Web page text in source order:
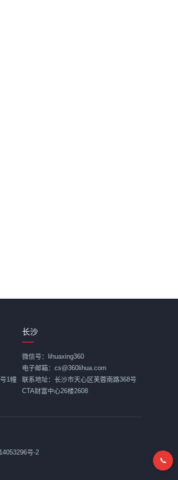
📞
1幢
长沙
微信号：lihuaxing360
电子邮箱：cs@360lihua.com
联系地址：长沙市天心区芙蓉南路368号
CTA财富中心26楼2608
号-2